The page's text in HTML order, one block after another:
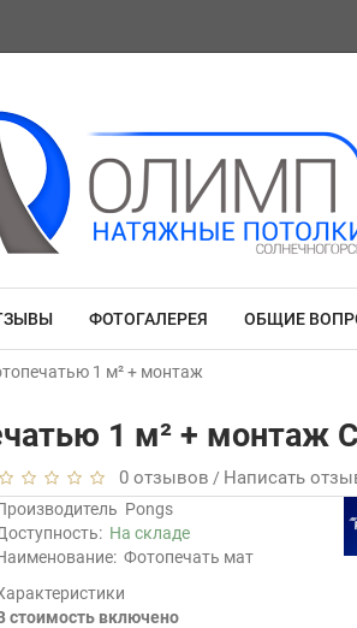
ФОТОГАЛЕРЕЯ ОБЩИЕ
1 м² + монтаж
1 м² + монтаж
0 отзывов / Написать
Pongs
На складе
Фотопечать мат
стоимость включено